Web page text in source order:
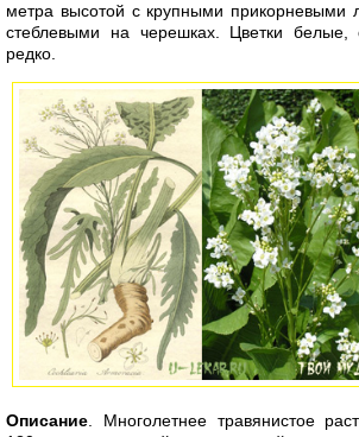
метра высотой с крупными прикорневыми
стеблевыми на черешках. Цветки белые,
редко.
Описание. Многолетнее травянистое